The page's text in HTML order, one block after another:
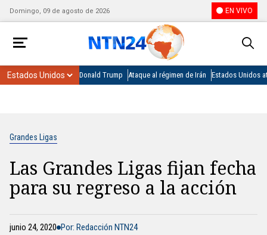
Domingo, 09 de agosto de 2026 EN VIVO
Donald Trump Ataque al régimen de Irán Estados Unidos
Grandes Ligas
Las Grandes Ligas fijan fecha
para su regreso a la acción
junio 24, 2020 Por: Redacción NTN24